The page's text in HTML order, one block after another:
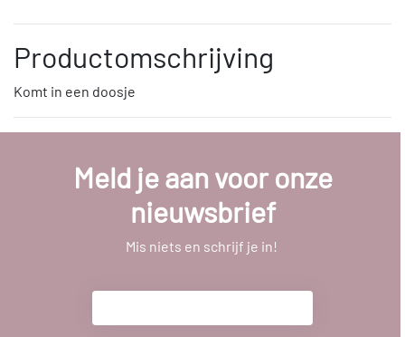
Productomschrijving
Komt in een doosje
Meld je aan voor onze
nieuwsbrief
Mis niets en schrijf je in!